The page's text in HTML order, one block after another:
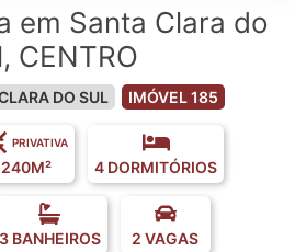
em Santa Clara do
CENTRO
DO SUL IMÓVEL 185
PRIVATIVA
240M² 4 DORMITÓRIOS
3 BANHEIROS 2 VAGAS